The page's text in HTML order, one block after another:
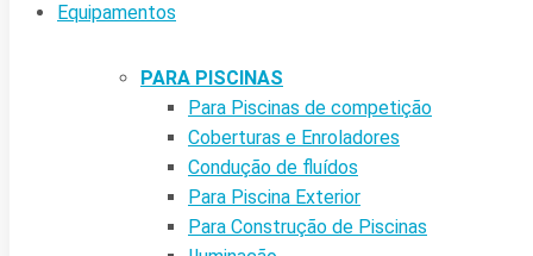
Equipamentos
PARA PISCINAS
Para Piscinas de competição
Coberturas e Enroladores
Condução de fluídos
Para Piscina Exterior
Para Construção de Piscinas